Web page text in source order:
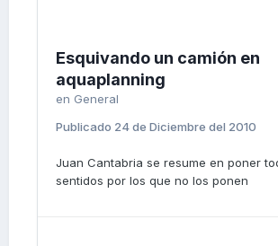
Esquivando un camión en
aquaplanning
en General
Publicado 24 de Diciembre del 2010
Juan Cantabria se resume en poner
sentidos por los que no los ponen